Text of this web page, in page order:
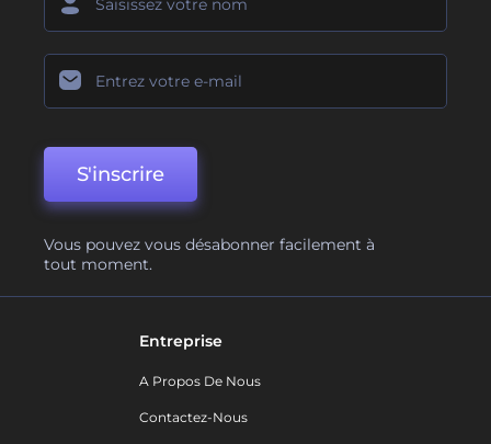
S'inscrire
Vous pouvez vous désabonner facilement à
tout moment.
Entreprise
A Propos De Nous
Contactez-Nous